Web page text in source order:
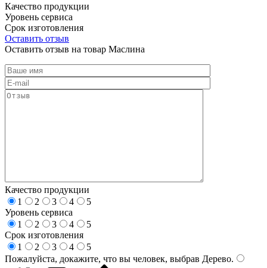
Качество продукции
Уровень сервиса
Срок изготовления
Оставить отзыв
Оставить отзыв на товар Маслина
Качество продукции
1
2 3 4
5
Уровень сервиса
1
2 3 4
5
Срок изготовления
1
2 3 4
5
Пожалуйста, докажите, что вы человек, выбрав Дерево.